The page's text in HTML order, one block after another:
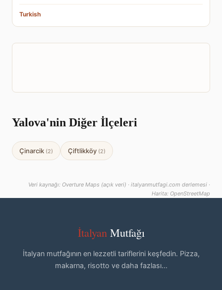
Turkish
Yalova'nin Diğer İlçeleri
Çinarcik (2) Çiftlikköy (2)
Veri kaynağı: Overture Maps (açık veri) · italyanmutfagi.com derlemesi ·
Harita: OpenStreetMap
İtalyanMutfağı
İtalyan mutfağının en lezzetli tariflerini keşfedin. Pizza,
makarna, risotto ve daha fazlası...